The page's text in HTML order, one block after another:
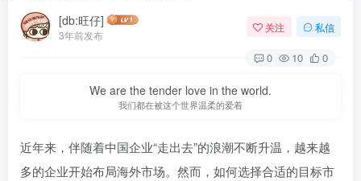
[db:旺仔]
3年前发布
关注 私信
0 10 0
We are the tender love in the world.
我们都在被这个世界温柔的爱着
近年来，伴随着中国企业“走出去”的浪潮不断升温，越来越
多的企业开始布局海外市场。然而，如何选择合适的目标市